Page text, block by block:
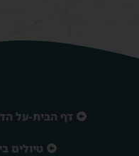
דף הבית-על
טיולים